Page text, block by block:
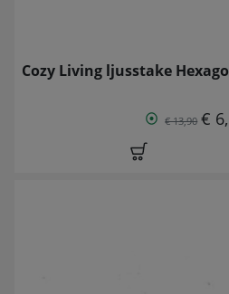
Cozy Living ljusstake
€ 13,90 €